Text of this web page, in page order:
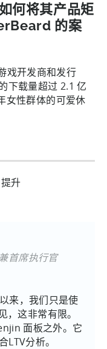
何将其产品矩
的案
戏开发商和发行
下载量超过 2.1 亿
女性群体的可爱休
升
首席执行官
来，我们只是使
这非常有限。
面板之外。它
分析。